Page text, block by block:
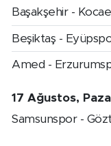
Başakşehir -
Beşiktaş -
Amed -
17 Ağustos,
Samsunspor -